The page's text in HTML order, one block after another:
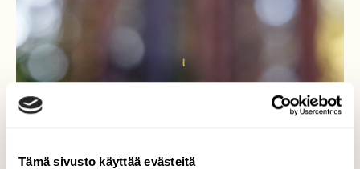
Tämä sivusto käyttää evästeitä